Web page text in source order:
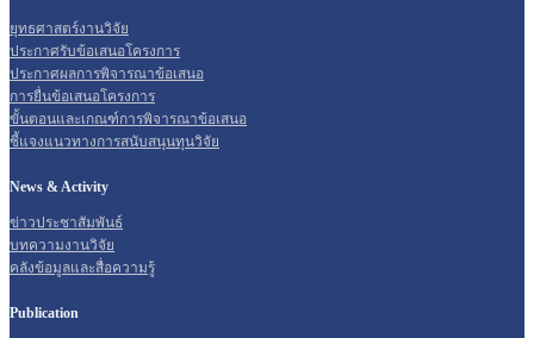
ยุทธศาสตร์งานวิจัย
ประกาศรับข้อเสนอโครงการ
ประกาศผลการพิจารณาข้อเสนอ
การยื่นข้อเสนอโครงการ
ขั้นตอนและเกณฑ์การพิจารณาข้อเสนอ
ชี้แจงแนวทางการสนับสนุนทุนวิจัย
News & Activity
ข่าวประชาสัมพันธ์
บทความงานวิจัย
คลังข้อมูลและสื่อความรู้
Publication